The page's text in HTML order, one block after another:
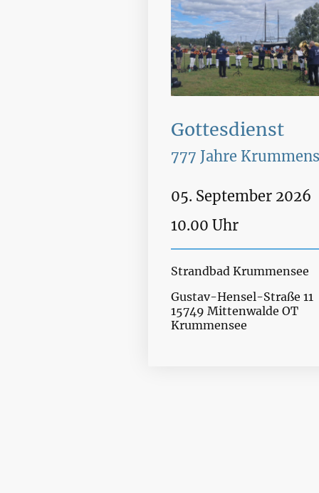
Gottesdienst
777 Jahre
05. September 2026
10.00 Uhr
Strandbad Krummensee
Gustav-Hensel-Straße
15749 Mittenwalde OT
Krummensee